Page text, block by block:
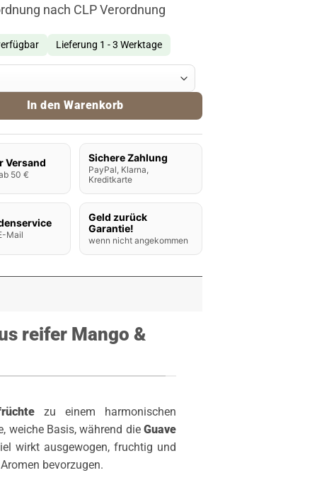
nach CLP Verordnung
Lieferung 1 - 3 Werktage
In den Warenkorb
Versand
50 €
Sichere Zahlung
PayPal, Klarna,
Kreditkarte
Mail
Geld zurück
Garantie!
wenn nicht angekommen
reifer Mango &
zu einem harmonischen
weiche Basis, während dieGuave
wirkt ausgewogen, fruchtig und
bevorzugen.